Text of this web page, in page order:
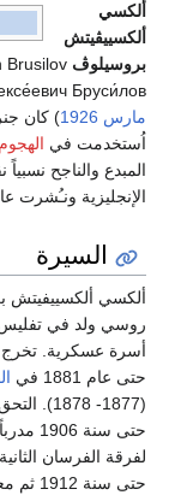
ألكسي
ألكسييڤيتش
بروسيلوڤ
Бруси́лов
مارس 1926) كان
اُستخدمت في
المبدع والناجح
الإنجليزية ونـُشرت عام 1930 تحت
السيرة
روسي ولد في
حتى عام 1881 في
حتى
حتى